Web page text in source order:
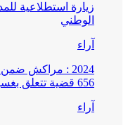
زيارة استطلاعية
الوطني
آراء
2024 : مراكش
656 قضية تتعلق بغسيل الأموال
آراء